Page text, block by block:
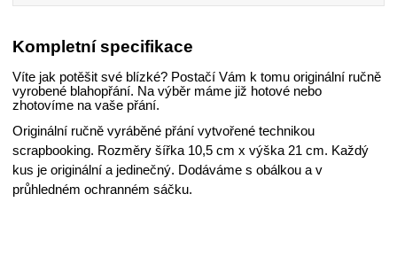
Kompletní specifikace
Víte jak potěšit své blízké? Postačí Vám k tomu originální ručně
vyrobené blahopřání. Na výběr máme již hotové nebo
zhotovíme na vaše přání.
Originální ručně vyráběné přání vytvořené technikou
scrapbooking. Rozměry šířka 10,5 cm x výška 21 cm. Každý
kus je originální a jedinečný. Dodáváme s obálkou a v
průhledném ochranném sáčku.